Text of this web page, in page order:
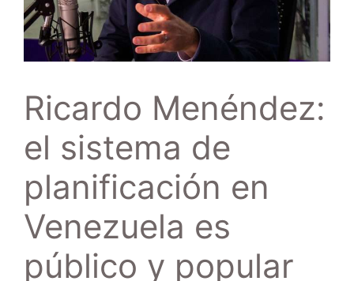
Ricardo Menéndez:
el sistema de
planificación en
Venezuela es
público y popular